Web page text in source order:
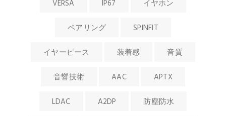
VERSA IP67 イヤホン
ペアリング SPINFIT
イヤーピース 装着感 音質
音響技術 AAC APTX
LDAC A2DP 防塵防水